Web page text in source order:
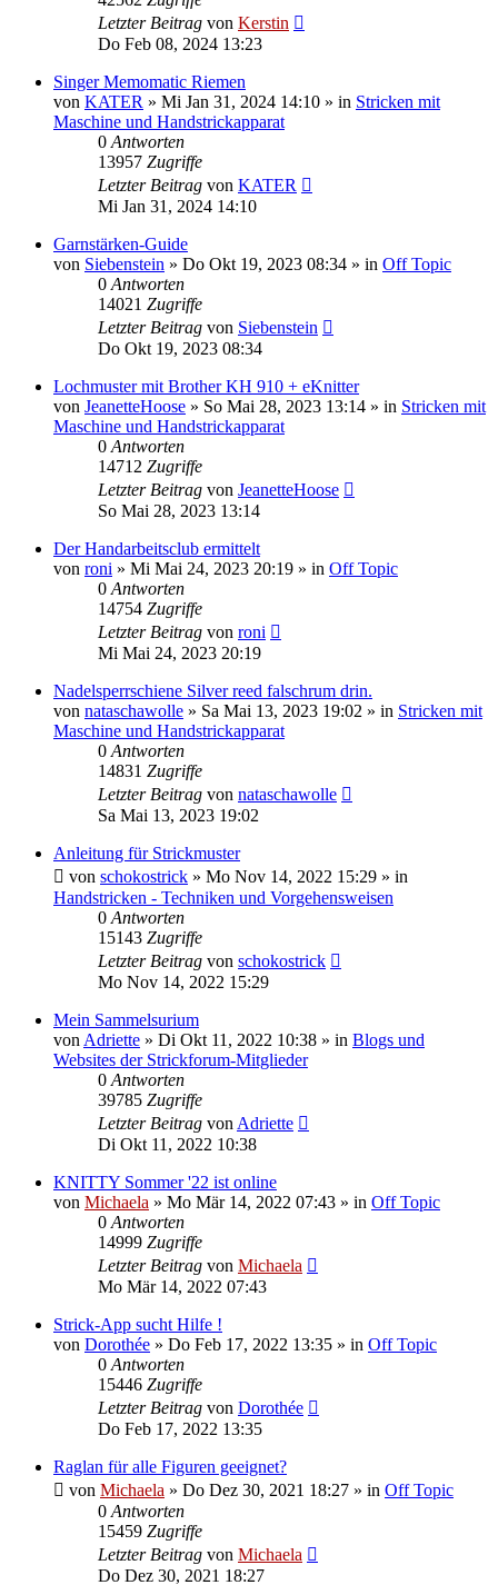
Letzter Beitrag von Kerstin
Do Feb 08, 2024 13:23
Singer Memomatic Riemen
von KATER » Mi Jan 31, 2024 14:10 » in Stricken mit
Maschine und Handstrickapparat
0 Antworten
13957 Zugriffe
Letzter Beitrag von KATER
Mi Jan 31, 2024 14:10
Garnstärken-Guide
von Siebenstein » Do Okt 19, 2023 08:34 » in Off Topic
0 Antworten
14021 Zugriffe
Letzter Beitrag von Siebenstein
Do Okt 19, 2023 08:34
Lochmuster mit Brother KH 910 + eKnitter
von JeanetteHoose » So Mai 28, 2023 13:14 » in Stricken mit
Maschine und Handstrickapparat
0 Antworten
14712 Zugriffe
Letzter Beitrag von JeanetteHoose
So Mai 28, 2023 13:14
Der Handarbeitsclub ermittelt
von roni » Mi Mai 24, 2023 20:19 » in Off Topic
0 Antworten
14754 Zugriffe
Letzter Beitrag von roni
Mi Mai 24, 2023 20:19
Nadelsperrschiene Silver reed falschrum drin.
von nataschawolle » Sa Mai 13, 2023 19:02 » in Stricken mit
Maschine und Handstrickapparat
0 Antworten
14831 Zugriffe
Letzter Beitrag von nataschawolle
Sa Mai 13, 2023 19:02
Anleitung für Strickmuster
von schokostrick » Mo Nov 14, 2022 15:29 » in
Handstricken - Techniken und Vorgehensweisen
0 Antworten
15143 Zugriffe
Letzter Beitrag von schokostrick
Mo Nov 14, 2022 15:29
Mein Sammelsurium
von Adriette » Di Okt 11, 2022 10:38 » in Blogs und
Websites der Strickforum-Mitglieder
0 Antworten
39785 Zugriffe
Letzter Beitrag von Adriette
Di Okt 11, 2022 10:38
KNITTY Sommer '22 ist online
von Michaela » Mo Mär 14, 2022 07:43 » in Off Topic
0 Antworten
14999 Zugriffe
Letzter Beitrag von Michaela
Mo Mär 14, 2022 07:43
Strick-App sucht Hilfe !
von Dorothée » Do Feb 17, 2022 13:35 » in Off Topic
0 Antworten
15446 Zugriffe
Letzter Beitrag von Dorothée
Do Feb 17, 2022 13:35
Raglan für alle Figuren geeignet?
von Michaela » Do Dez 30, 2021 18:27 » in Off Topic
0 Antworten
15459 Zugriffe
Letzter Beitrag von Michaela
Do Dez 30, 2021 18:27